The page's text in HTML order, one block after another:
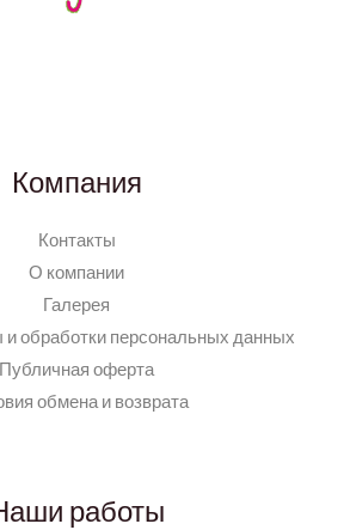
Компания
Контакты
О компании
Галерея
обработки персональных данных
Публичная оферта
обмена и возврата
работы